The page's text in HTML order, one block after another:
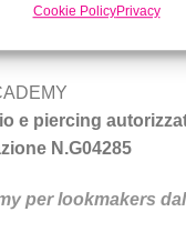
Cookie PolicyPrivacy
per ottenere un trucco
e piercing
N.G04285
per lookmakers